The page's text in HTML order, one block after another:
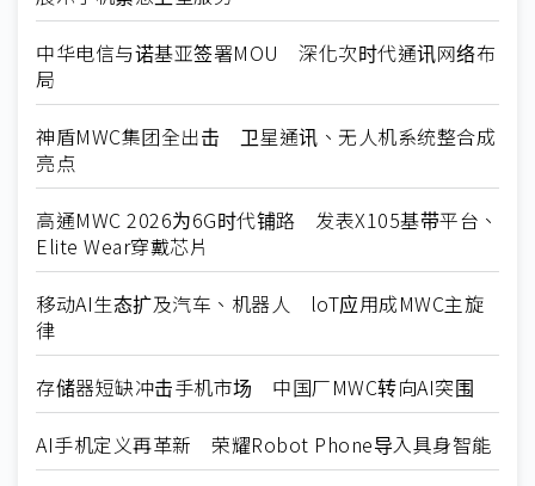
中华电信与诺基亚签署MOU 深化次时代通讯网络布
局
神盾MWC集团全出击 卫星通讯、无人机系统整合成
亮点
高通MWC 2026为6G时代铺路 发表X105基带平台、
Elite Wear穿戴芯片
移动AI生态扩及汽车、机器人 loT应用成MWC主旋
律
存储器短缺冲击手机市场 中国厂MWC转向AI突围
AI手机定义再革新 荣耀Robot Phone导入具身智能